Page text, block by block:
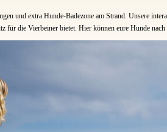
und extra Hunde-Badezone am Strand. Unsere
für die Vierbeiner bietet. Hier können eure Hunde